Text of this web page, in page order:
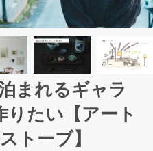
まれるギャラ
りたい【アート
トーブ】